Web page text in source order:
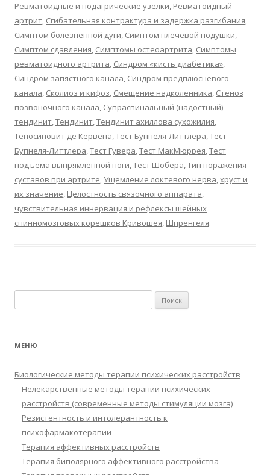
Ревматоидные и подагрические узелки, Ревматоидный
артрит, Сгибательная контрактура и задержка разгибания,
Симптом болезненной дуги, Симптом плечевой подушки,
Симптом сдавления, Симптомы остеоартрита, Симптомы
ревматоидного артрита, Синдром «кисть диабетика»,
Синдром запястного канала, Синдром предплюсневого
канала, Сколиоз и кифоз, Смещение надколенника, Стеноз
позвоночного канала, Супраспинальный (надостный)
тендинит,Тендинит,Тендинит ахиллова сухожилия,
Теносиновит де Кервена,Тест Буннеля-Литтлера,Тест
Бупнеля-Литтлера,Тест Гувера,Тест МакМюррея,Тест
подъема выпрямленной ноги,Тест Шобера,Тип поражения
суставов при артрите,Ущемление локтевого нерва,хруст и
их значение, Целостность связочного аппарата,
чувствительная иннервация и рефлексы шейных
спинномозговых корешков Кривошея, Шпренгеля.
МЕНЮ
Биологические методы терапии психических расстройств
Нелекарственные методы терапии психических
расстройств (современные методы стимуляции мозга)
Резистентность и интолерантность к
психофармакотерапии
Терапия аффективных расстройств
Терапия биполярного аффективного расстройства